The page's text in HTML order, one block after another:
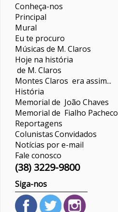
Conheça-nos
Principal
Mural
Eu te procuro
Músicas de M. Claros
Hoje na história
de M. Claros
Montes Claros era assim...
História
Memorial de João Chaves
Memorial de Fialho Pacheco
Reportagens
ColunistasConvidados
Notícias por e-mail
Fale conosco
(38) 3229-9800
Siga-nos